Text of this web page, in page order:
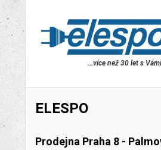
...více než 30 let s
ELESPO
Prodejna Praha 8 -